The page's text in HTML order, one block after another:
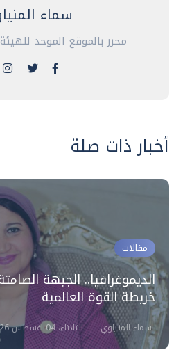
سماء
محرر بالموقع الموحد
أخبار ذات صلة
مقالات
الديموغرافيا.. الجبهة
خريطة القوة العالمية
سماء المنياوي الثلاثاء، 04 اغسطس 2026 10:36 ص